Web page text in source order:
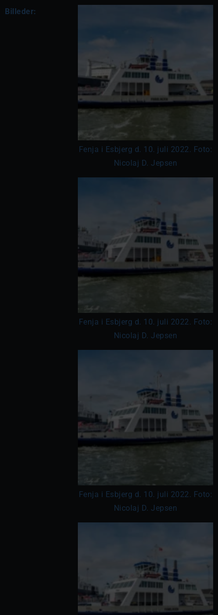
Billeder:
Fenja i Esbjerg d. 10. juli 2022. Foto:
Nicolaj D. Jepsen
Fenja i Esbjerg d. 10. juli 2022. Foto:
Nicolaj D. Jepsen
Fenja i Esbjerg d. 10. juli 2022. Foto:
Nicolaj D. Jepsen